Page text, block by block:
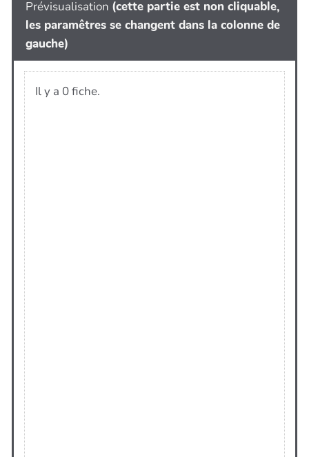
Prévisualisation (cette partie est non cliquable,
les paramêtres se changent dans la colonne de
gauche)